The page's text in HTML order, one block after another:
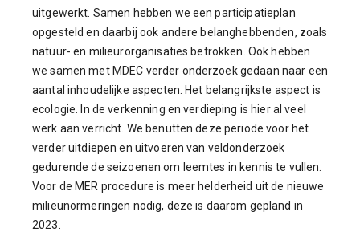
uitgewerkt. Samen hebben we een participatieplan
opgesteld en daarbij ook andere belanghebbenden, zoals
natuur- en milieurorganisaties betrokken. Ook hebben
we samen met MDEC verder onderzoek gedaan naar een
aantal inhoudelijke aspecten. Het belangrijkste aspect is
ecologie. In de verkenning en verdieping is hier al veel
werk aan verricht. We benutten deze periode voor het
verder uitdiepen en uitvoeren van veldonderzoek
gedurende de seizoenen om leemtes in kennis te vullen.
Voor de MER procedure is meer helderheid uit de nieuwe
milieunormeringen nodig, deze is daarom gepland in
2023.